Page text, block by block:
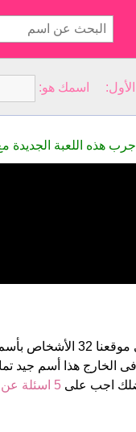
جرب هذه اللعبة الجديدة
5 اسئلة عن أسمك